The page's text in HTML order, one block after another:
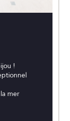
!
mer